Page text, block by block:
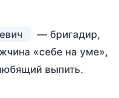
— бригадир,
«себе на уме»,
выпить.